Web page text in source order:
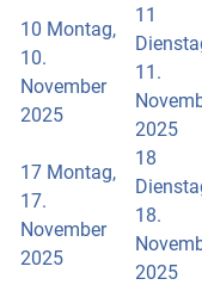
10 Montag,
10.
November
2025
11
11.
2025
17 Montag,
17.
November
2025
18
18.
2025